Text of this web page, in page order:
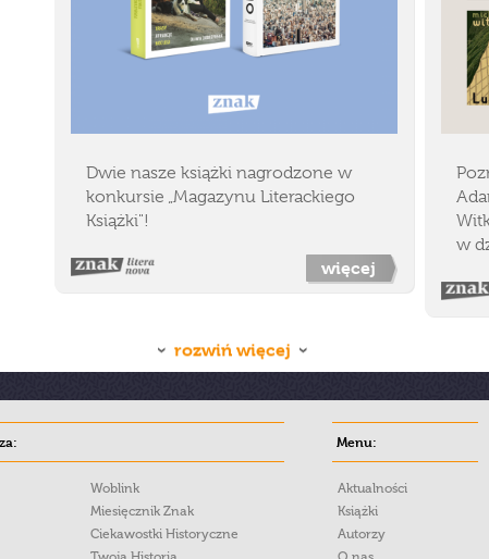
Dwie nasze książki nagrodzone w
konkursie „Magazynu Literackiego
Książki"!
więcej
w
rozwiń więcej
Woblink
Miesięcznik Znak
Ciekawostki Historyczne
Menu:
Aktualności
Książki
Autorzy